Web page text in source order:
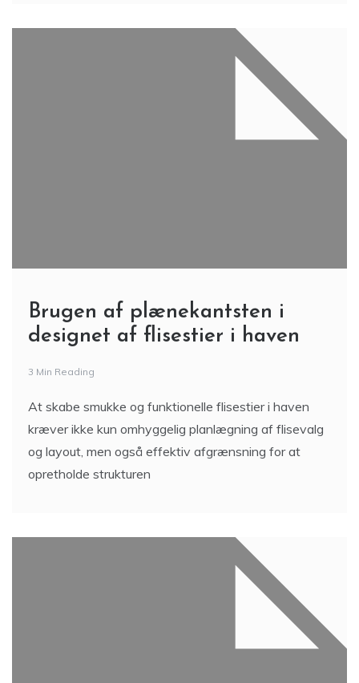
Brugen af plænekantsten i
designet af flisestier i haven
3 Min Reading
At skabe smukke og funktionelle flisestier i haven
kræver ikke kun omhyggelig planlægning af flisevalg
og layout, men også effektiv afgrænsning for at
opretholde strukturen